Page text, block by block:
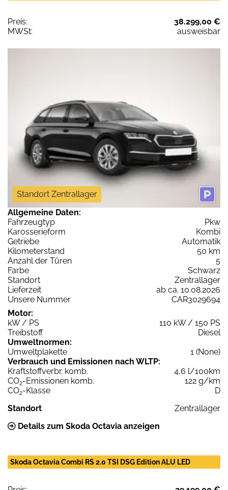
Preis:
38.299,00 €
MWSt:
ausweisbar
Standort Zentrallager
Allgemeine Daten:
Fahrzeugtyp
Pkw
Karosserieform
Kombi
Getriebe
Automatik
Kilometerstand
50 km
Anzahl der Türen
5
Farbe
Schwarz
Standort
Zentrallager
Lieferzeit
ab ca. 10.08.2026
Unsere Nummer
CAR3029694
Motor:
kW / PS
110 kW / 150 PS
Treibstoff
Diesel
Umweltnormen:
Umweltplakette
1 (None)
Verbrauch und Emissionen nach WLTP:
Kraftstoffverbr. komb.
4,6 l/100km
CO2-Emissionen komb.
122 g/km
CO2-Klasse
D
Standort
Zentrallager
Details zum Skoda Octavia anzeigen
Skoda Octavia Combi RS 2.0 TSI DSG Edition ALU LED